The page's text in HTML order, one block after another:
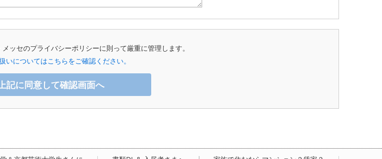
ッセのプライバシーポリシーに則って厳重に管理します。
いについてはこちらをご確認ください。
記に同意して確認画面へ